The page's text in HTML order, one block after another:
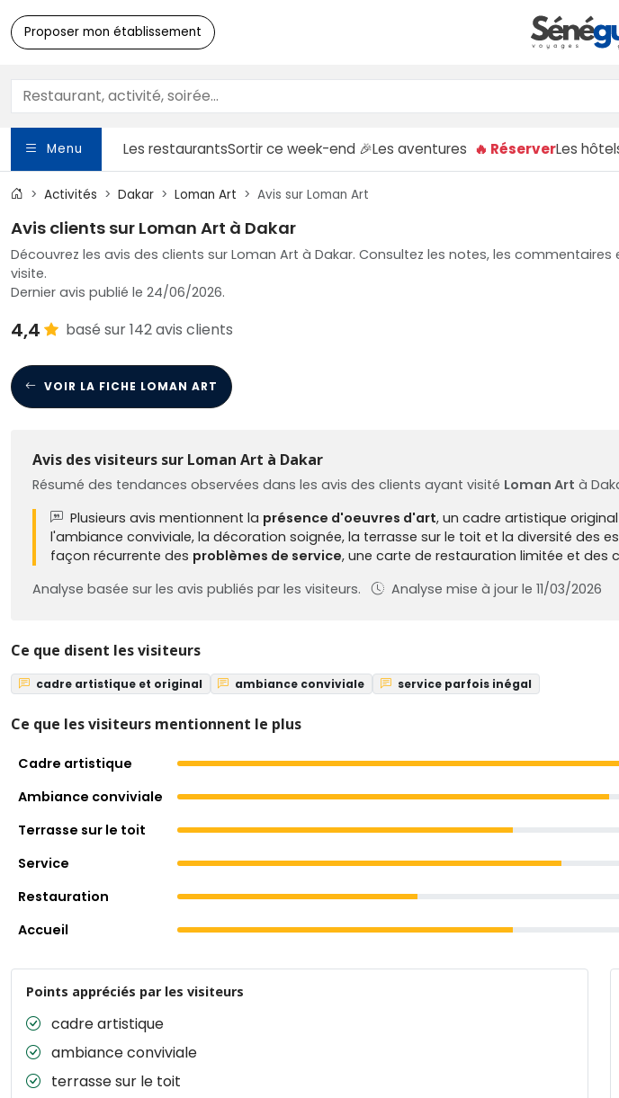
Proposer mon établissement
Menu Les restaurantsSortirce week-end 🎉Les aventures 🔥 RéserverLes
Activités Dakar Loman Art Avis sur Loman Art
Avis clients sur Loman Art à Dakar
Découvrez les avis des clients sur Loman Art à Dakar. Consultez les notes, les
visite.
Dernier avis publié le 24/06/2026.
4,4 basé sur 142 avis clients
VOIR LA FICHE LOMAN ART
Avis des visiteurs sur Loman Art à Dakar
Résumé des tendances observées dans les avis des clients ayant visité Loman Art à
Plusieurs avis mentionnent la présence d'oeuvres d'art, un cadre artistique
l'ambiance conviviale, la décoration soignée, la terrasse sur le toit et la diversité des
façon récurrente des problèmes de service, une carte de restauration limitée et
Analyse basée sur les avis publiés par les visiteurs.
Analyse mise à jour le 11/03/2026
Ce que disent les visiteurs
cadre artistique et original ambiance conviviale service parfois inégal
Ce que les visiteurs mentionnent le plus
Cadre artistique
Ambiance conviviale
Terrasse sur le toit
Service
Restauration
Accueil
Points appréciés par les visiteurs
cadre artistique
ambiance conviviale
terrasse sur le toit